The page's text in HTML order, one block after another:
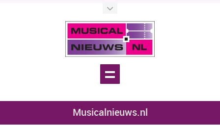
Musicalnieuws.nl